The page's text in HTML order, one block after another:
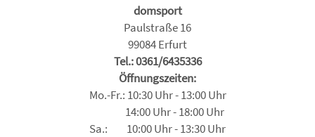
domsport
Paulstraße 16
99084 Erfurt
Tel.: 0361/6435336
Öffnungszeiten:
Mo.-Fr.: 10:30 Uhr - 13:00 Uhr
14:00 Uhr - 18:00 Uhr
Sa.: 10:00 Uhr - 13:30 Uhr